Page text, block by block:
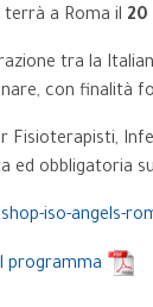
terrà a Roma il 20
tra la
con finalità
ed obbligatoria
iso-angels-
programma